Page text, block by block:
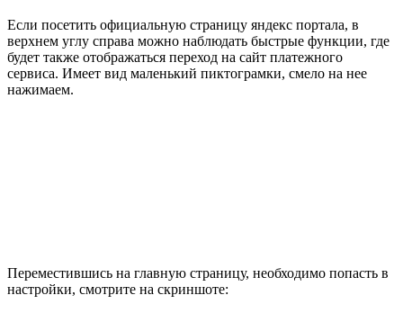
Если посетить официальную страницу яндекс портала, в
верхнем углу справа можно наблюдать быстрые функции, где
будет также отображаться переход на сайт платежного
сервиса. Имеет вид маленький пиктограмки, смело на нее
нажимаем.
Переместившись на главную страницу, необходимо попасть в
настройки, смотрите на скриншоте: